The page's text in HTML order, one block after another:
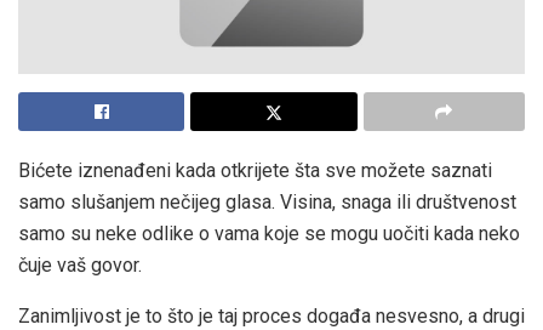
Bićete iznenađeni kada otkrijete šta sve možete saznati
samo slušanjem nečijeg glasa. Visina, snaga ili društvenost
samo su neke odlike o vama koje se mogu uočiti kada neko
čuje vaš govor.
Zanimljivost je to što je taj proces događa nesvesno, a drugi